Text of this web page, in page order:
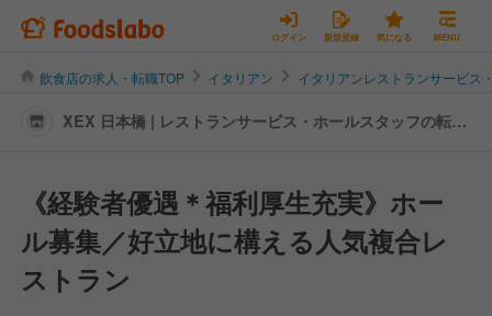
ログイン 新規登録 気になる MENU
飲食店の求人・転職TOP イタリアン イタリアンレストランサービス
XEX 日本橋 | レストランサービス・ホールスタッフの転
《経験者優遇＊福利厚生充実》ホー
ル募集／好立地に構える人気複合レ
ストラン